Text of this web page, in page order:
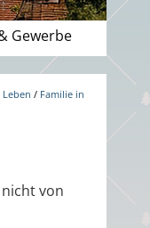
Gewerbe
/ Familie in
von